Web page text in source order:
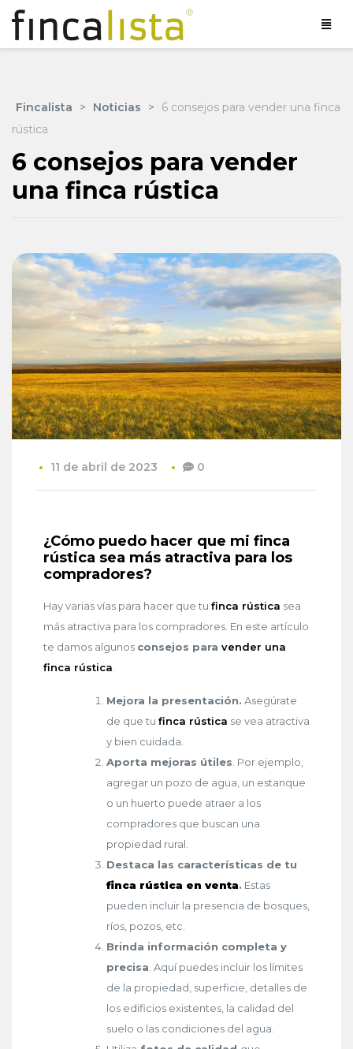
Fincalista > Noticias >
6 consejos para vender una finca
rústica
6 consejos para vender
una finca rústica
11 de abril de 2023 0
¿Cómo puedo hacer que mi finca
rústica sea más atractiva para los
compradores?
Hay varias vías para hacer que tu finca rústica sea
más atractiva para los compradores. En este artículo
te damos algunos consejos para vender una
finca rústica
Mejora la presentación. Asegúrate
de que tu finca rústica se vea atractiva
y bien cuidada.
Aporta mejoras útiles . Por ejemplo,
agregar un pozo de agua, un estanque
o un huerto puede atraer a los
compradores que buscan una
propiedad rural.
Destaca las características de tu
finca rústica en venta. Estas
pueden incluir la presencia de bosques,
ríos, pozos, etc.
Brinda información completa y
precisa . Aquí puedes incluir los límites
de la propiedad, superficie, detalles de
los edificios existentes, la calidad del
suelo o las condiciones del agua.